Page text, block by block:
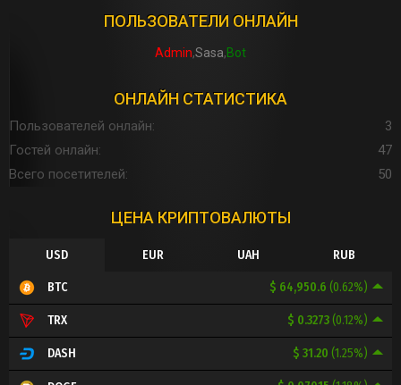
ПОЛЬЗОВАТЕЛИ ОНЛАЙН
Admin Sasa Bot
ОНЛАЙН СТАТИСТИКА
Пользователей онлайн
3
Гостей онлайн
47
Всего посетителей
50
ЦЕНА КРИПТОВАЛЮТЫ
USD EUR UAH RUB
$ 64,950.6 (0.62%)
BTC
$ 0.3273(0.12%)
TRX
$ 31.20 (1.25%)
DASH